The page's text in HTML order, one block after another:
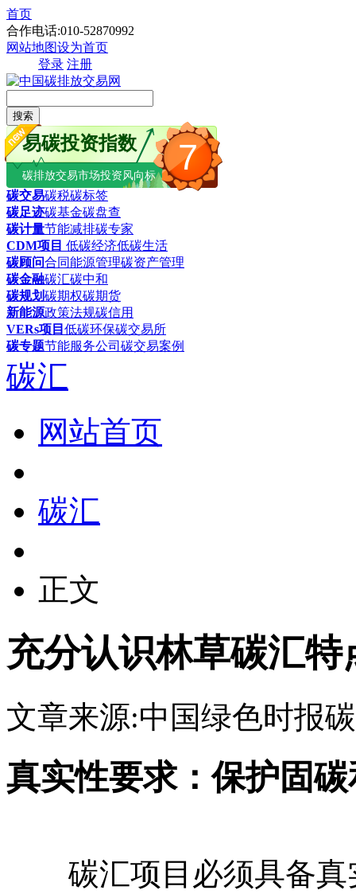
首页
合作电话:010-52870992
网站地图设为首页
登录 注册
搜索
7
易碳投资指数
碳排放交易市场投资风向标
碳交易碳税碳标签
碳足迹碳基金碳盘查
碳计量节能减排碳专家
CDM项目 低碳经济低碳生活
碳顾问合同能源管理碳资产管理
碳金融碳汇碳中和
碳规划碳期权碳期货
新能源政策法规碳信用
VERs项目 低碳环保碳交易所
碳专题节能服务公司 碳交易案例
碳汇
网站首页
碳汇
正文
充分认识林草碳汇
文章来源:中国绿色时报
真实性要求：保护固
碳汇项目必须具备真